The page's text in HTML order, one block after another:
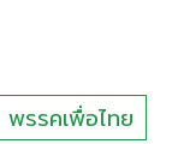
พรรคเพื่อไทย